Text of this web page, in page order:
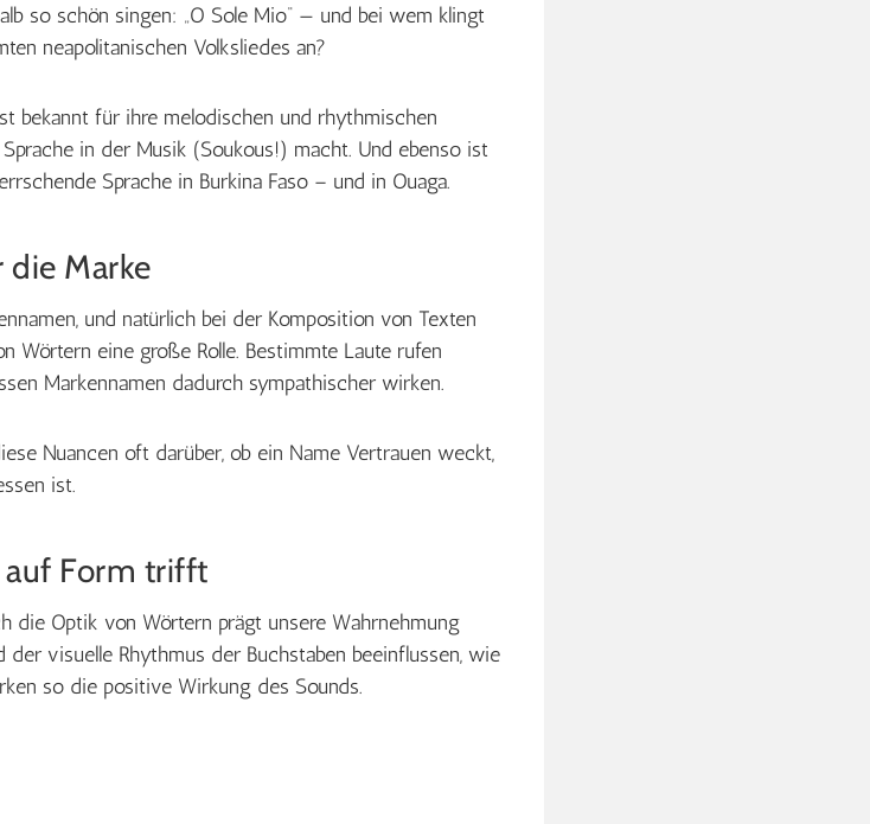
so schön singen: „O Sole Mio“ — und bei wem klingt
neapolitanischen Volksliedes an?
bekannt für ihre melodischen und rhythmischen
in der Musik (Soukous!) macht. Und ebenso ist
Sprache in Burkina Faso – und in Ouaga.
Marke
und natürlich bei der Komposition von Texten
Wörtern eine große Rolle. Bestimmte Laute rufen
Markennamen dadurch sympathischer wirken.
Nuancen oft darüber, ob ein Name Vertrauen weckt,
ist.
auf Form trifft
die Optik von Wörtern prägt unsere Wahrnehmung
der visuelle Rhythmus der Buchstaben beeinflussen, wie
so die positive Wirkung des Sounds.